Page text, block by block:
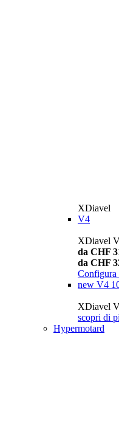
XDiavel
V4
XDiavel
da CHF
da CHF
Configura
new V4
XDiavel
scopri di
Hypermotard